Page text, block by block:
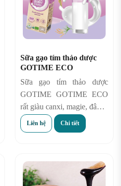
Sữa gạo tím thảo dược
GOTIME ECO
Sữa gạo tím thảo dược
GOTIME GOTIME ECO
rất giàu canxi, magie, đây là
một trong những dưỡng
chất cốt lõi cho sự phát
lượng magie cần thiết cho
cơ thể mỗi ngày giúp
Liên hệ Chi tiết